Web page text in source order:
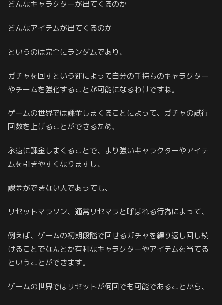
どんなキャラクターが出てくるのか
どんなアイテムが出てくるのか
というのは完全にランダムであり、
ガチャを回すという運によって自分の手持ちのキャラクター
やチームを強化することが可能になるわけですね。
ゲームの世界では課金しまくることによって、ガチャの試行
回数を上げることができるため、
永遠に課金しまくることで、より強いキャラクターやアイテ
ムを引きやすくなりますし、
課金ができない人であっても、
リセットマラソン、通常リセマラと呼ばれる行為によって、
例えば、ゲームの初期段階で回せるガチャを繰り返し回し続
けることでなんとか有利なキャラクターやアイテムを当てる
ということができます。
ゲームの世界ではリセットが何回でも可能であることから、